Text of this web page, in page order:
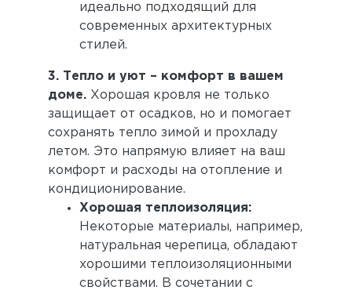
идеально подходящий для
современных архитектурных
стилей.
3. Тепло и уют – комфорт в вашем
доме. Хорошая кровля не только
защищает от осадков, но и помогает
сохранять тепло зимой и прохладу
летом. Это напрямую влияет на ваш
комфорт и расходы на отопление и
кондиционирование.
Хорошая теплоизоляция:
Некоторые материалы, например,
натуральная черепица, обладают
хорошими теплоизоляционными
свойствами. В сочетании с